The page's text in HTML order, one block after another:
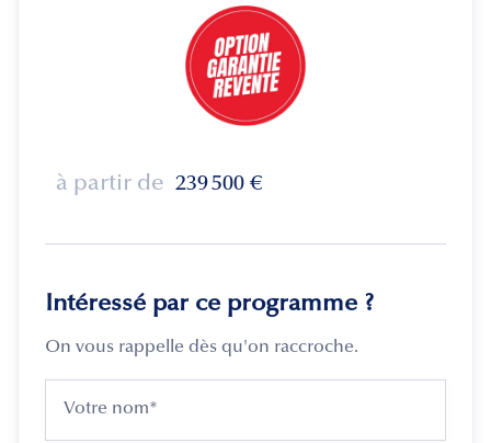
à partir de 239 500 €
Intéressé par ce programme ?
On vous rappelle dès qu'on raccroche.